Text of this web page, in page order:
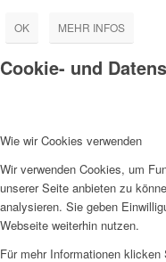
OK MEHR INFOS
Cookie- und
Wie wir Cookies verwenden
Wir verwenden Cookies, um
unserer Seite anbieten zu
analysieren. Sie geben
Webseite weiterhin nutzen.
Für mehr Informationen